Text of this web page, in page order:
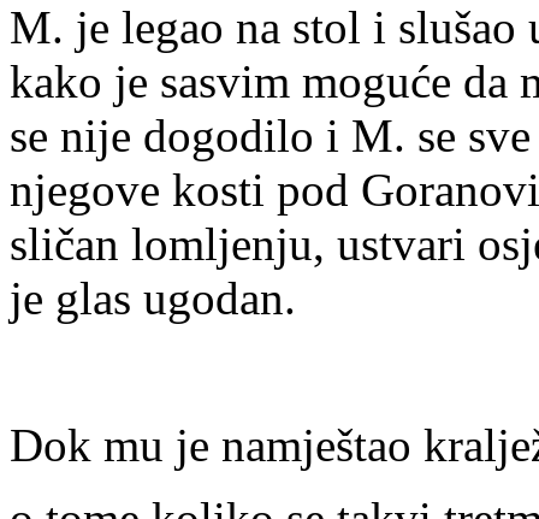
M. je legao na stol i
kako je sasvim moguće da
se nije dogodilo i M. se
njegove kosti pod
sličan lomljenju, ustvari
je glas ugodan.
Dok mu je namještao